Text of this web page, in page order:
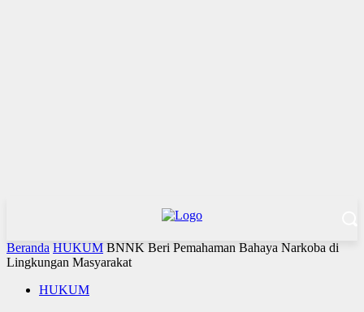
Beranda HUKUM BNNK Beri Pemahaman Bahaya Narkoba di
Lingkungan Masyarakat
HUKUM